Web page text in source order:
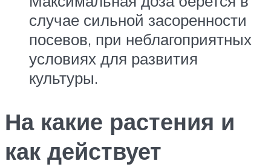
случае сильной засоренности
посевов, при неблагоприятных
условиях для развития
культуры.
На какие растения и
как действует